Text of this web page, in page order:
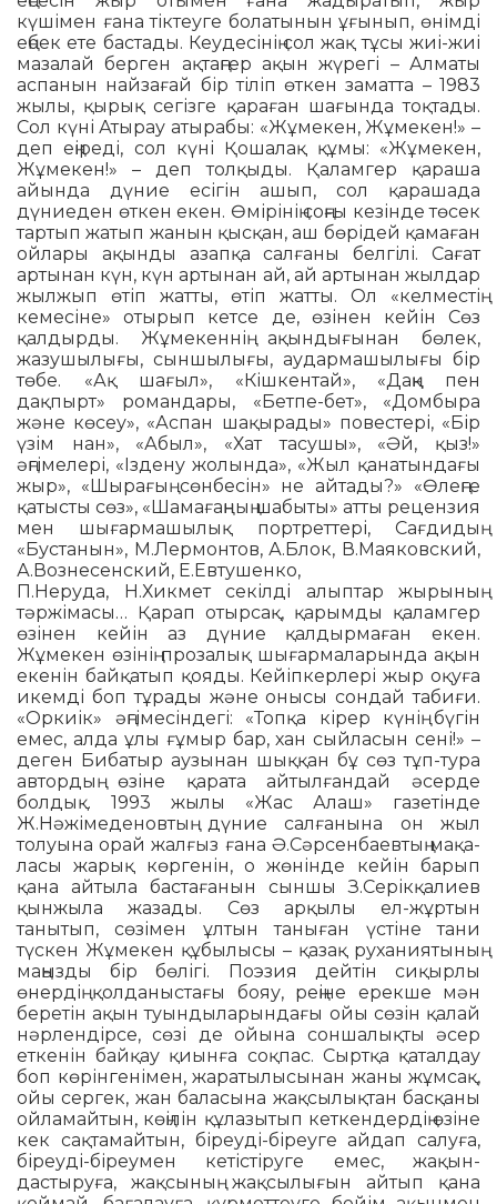
күшімен ғана тіктеуге болатынын ұғы­нып, өнімді
еңбек ете бастады. Кеу­десінің сол жақ тұсы жиі-жиі
мазалай берген ақтаңгер ақын жүрегі – Алматы
аспанын найзағай бір тіліп өткен заматта – 1983
жылы, қырық сегізге қараған шағында тоқтады.
Сол күні Атырау атырабы: «Жұмекен, Жұме­кен!» –
деп еңіреді, сол күні Қошалақ құмы: «Жұмекен,
Жұмекен!» – деп толқыды. Қаламгер қараша
айында дүние есігін ашып, сол қарашада
дүниеден өткен екен. Өмірінің соңғы кезінде төсек
тартып жатып жанын қысқан, аш бөрідей қамаған
ойлары ақынды азапқа салғаны белгілі. Сағат
артынан күн, күн артынан ай, ай артынан жылдар
жылжып өтіп жатты, өтіп жатты. Ол «келместің
кемесіне» отырып кетсе де, өзінен кейін Сөз
қалдырды. Жұмекеннің ақындығынан бөлек,
жазушылығы, сыншылығы, аудармашылығы бір
төбе. «Ақ шағыл», «Кішкентай», «Даңқ пен
дақпырт» романдары, «Бетпе-бет», «Домбыра
және көсеу», «Аспан шақырады» повестері, «Бір
үзім нан», «Абыл», «Хат тасушы», «Әй, қыз!»
әңгімелері, «Ізд­ену жолында», «Жыл қанатындағы
жыр», «Шырағың сөнбесін» не ай­тады?» «Өлеңге
қатысты сөз», «Шама­ғаң­ның шабыты» атты рецензия
мен шығарма­шы­лық портреттері, Сағдидың
«Буста­нын», М.Лермонтов, А.Блок, В.Мая­ковский,
А.Вознесенс­кий, Е.Евту­шенко,
П.Неруда, Н.Хик­мет секілді алыптар жырының
тәржі­масы… Қарап отырсақ, қарымды қаламгер
өзінен кейін аз дүние қалдыр­маған екен.
Жұмекен өзінің прозалық шығармаларында ақын
екенін байқа­тып қояды. Кейіпкерлері жыр оқуға
икемді боп тұрады және онысы сондай табиғи.
«Оркиік» әңгімесіндегі: «Топқа кірер күнің бүгін
емес, алда ұлы ғұмыр бар, хан сыйласын сені!» –
деген Бибатыр аузынан шыққан бұ сөз тұп-тура
автордың өзіне қарата айтылған­дай әсерде
болдық. 1993 жылы «Жас Алаш» газетінде
Ж.Нәжіме­денов­тың дүние салғанына он жыл
толуына орай жалғыз ғана Ә.Сәрсенбаевтың мақа­
ласы жарық көргенін, о жөнінде кейін барып
қана айтыла бастағанын сыншы З.Серікқалиев
қынжыла жаза­ды. Сөз арқылы ел-жұртын
танытып, сөзімен ұлтын таныған үстіне тани
түскен Жұме­кен құбылысы – қазақ рухания­ты­ның
маңызды бір бөлігі. Поэзия дейтін сиқырлы
өнердің қолданыстағы бояу, реңіне ерекше мән
беретін ақын туындыларындағы ойы сөзін қалай
нәрлендірсе, сөзі де ойына соншалық­ты әсер
еткенін байқау қиынға соқпас. Сыртқа қаталдау
боп көрінгенімен, жаратылысынан жаны жұмсақ,
ойы сергек, жан баласына жақсылықтан басқаны
ойламайтын, көңілін құлазы­тып кеткендердің өзіне
кек сақтамай­тын, біреуді-біреуге айдап салуға,
біреуді-біреумен кетістіруге емес, жақын­
дастыруға, жақсының жақсылы­ғын айтып қана